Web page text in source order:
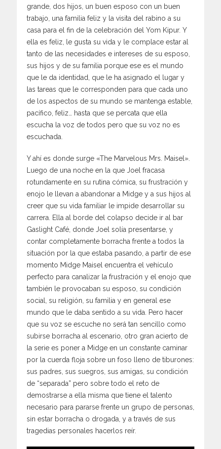
grande, dos hijos, un buen esposo con un buen
trabajo, una familia feliz y la visita del rabino a su
casa para el fin de la celebración del Yom Kipur. Y
ella es feliz, le gusta su vida y le complace estar al
tanto de las necesidades e intereses de su esposo,
sus hijos y de su familia porque ese es el mundo
que le da identidad, que le ha asignado el lugar y
las tareas que le corresponden para que cada uno
de los aspectos de su mundo se mantenga estable,
pacífico, feliz… hasta que se percata que ella
escucha la voz de todos pero que su voz no es
escuchada.
Y ahí es donde surge «The Marvelous Mrs. Maisel».
Luego de una noche en la que Joel fracasa
rotundamente en su rutina cómica, su frustración y
enojo le llevan a abandonar a Midge y a sus hijos al
creer que su vida familiar le impide desarrollar su
carrera. Ella al borde del colapso decide ir al bar
Gaslight Café, donde Joel solía presentarse, y
contar completamente borracha frente a todos la
situación por la que estaba pasando, a partir de ese
momento Midge Maisel encuentra el vehículo
perfecto para canalizar la frustración y el enojo que
también le provocaban su esposo, su condición
social, su religión, su familia y en general ese
mundo que le daba sentido a su vida. Pero hacer
que su voz se escuche no será tan sencillo como
subirse borracha al escenario, otro gran acierto de
la serie es poner a Midge en un constante caminar
por la cuerda floja sobre un foso lleno de tiburones:
sus padres, sus suegros, sus amigas, su condición
de “separada” pero sobre todo el reto de
demostrarse a ella misma que tiene el talento
necesario para pararse frente un grupo de personas,
sin estar borracha o drogada, y a través de sus
tragedias personales hacerlos reír.